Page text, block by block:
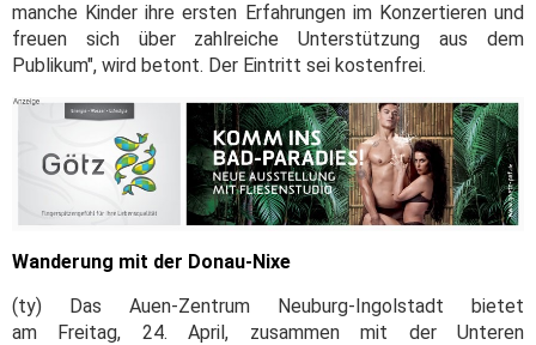
manche Kinder ihre ersten Erfahrungen im Konzertieren und
freuen sich über zahlreiche Unterstützung aus dem
Publikum", wird betont. Der Eintritt sei kostenfrei.
Wanderung mit der Donau-Nixe
(ty) Das Auen-Zentrum Neuburg-Ingolstadt bietet
am Freitag, 24. April, zusammen mit der Unteren